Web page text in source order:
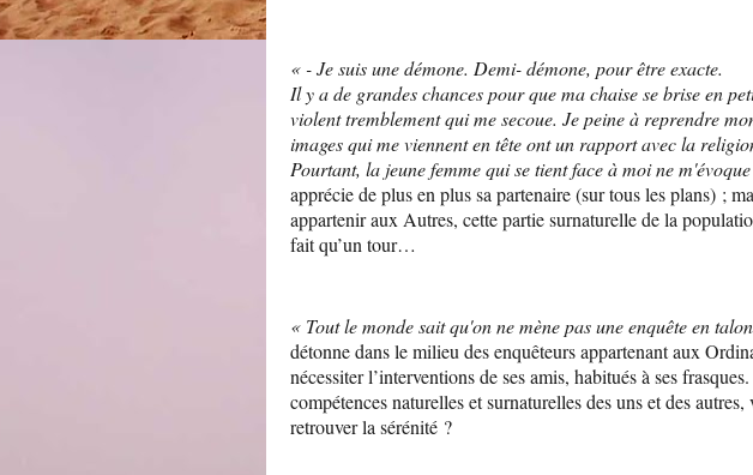
« - Je suis une démone. Demi- démone, pour être exacte.
Il y a de grandes chances pour que ma chaise se brise en
violent tremblement qui me secoue. Je peine à reprendre
images qui me viennent en tête ont un rapport avec la
Pourtant, la jeune femme qui se tient face à moi ne
apprécie de plus en plus sa partenaire (sur tous les plans) ;
appartenir aux Autres, cette partie surnaturelle de la
fait qu’un tour…
« Tout le monde sait qu'on ne mène pas une enquête en
détonne dans le milieu des enquêteurs appartenant aux
nécessiter l’interventions de ses amis, habitués à ses
compétences naturelles et surnaturelles des uns et des
retrouver la sérénité ?